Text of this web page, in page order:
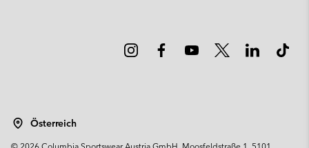
Österreich